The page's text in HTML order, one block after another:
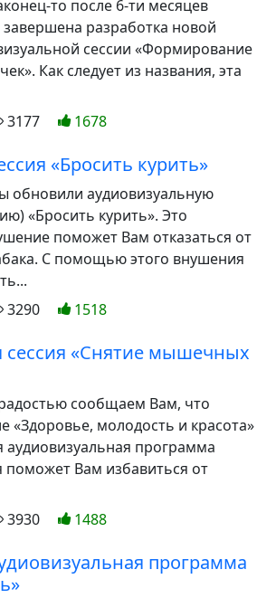
то после 6-ти месяцев
разработка новой
сессии «Формирование
Как следует из названия, эта
3177 1678
«Бросить курить»
обновили аудиовизуальную
«Бросить курить». Это
поможет Вам отказаться от
С помощью этого внушения
3290 1518
«Снятие мышечных
сообщаем Вам, что
«Здоровье, молодость и красота»
аудиовизуальная программа
поможет Вам избавиться от
3930 1488
программа